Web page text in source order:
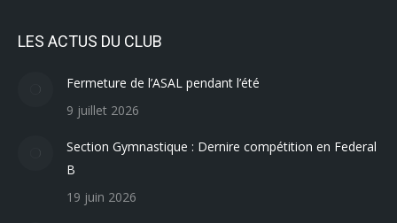
LES ACTUS DU CLUB
Fermeture de l’ASAL pendant l’été
9 juillet 2026
Section Gymnastique : Dernire compétition en Federal
B
19 juin 2026